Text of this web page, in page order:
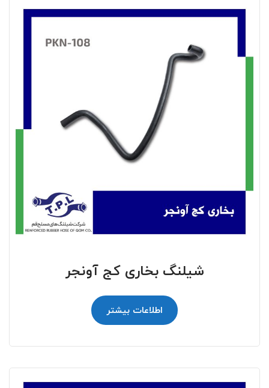
شیلنگ بخاری کج آونجر
اطلاعات بیشتر